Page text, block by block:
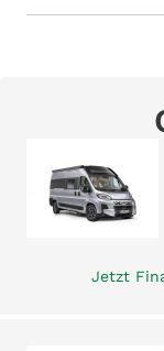
Jetzt